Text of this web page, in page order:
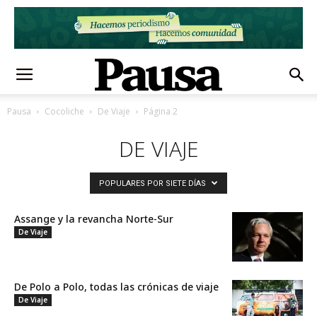
Pausa Cocoliche De Viaje Página 2
DE VIAJE
POPULARES POR SIETE DÍAS
Assange y la revancha Norte-Sur
De Viaje
De Polo a Polo, todas las crónicas de viaje
De Viaje